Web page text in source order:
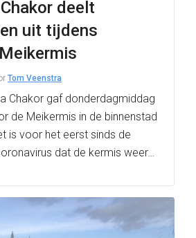
deelt
uit tijdens
Tom Veenstra
Chakor gaf donderdagmiddag
de Meikermis in de binnenstad
is voor het eerst sinds de
dat de kermis weer…